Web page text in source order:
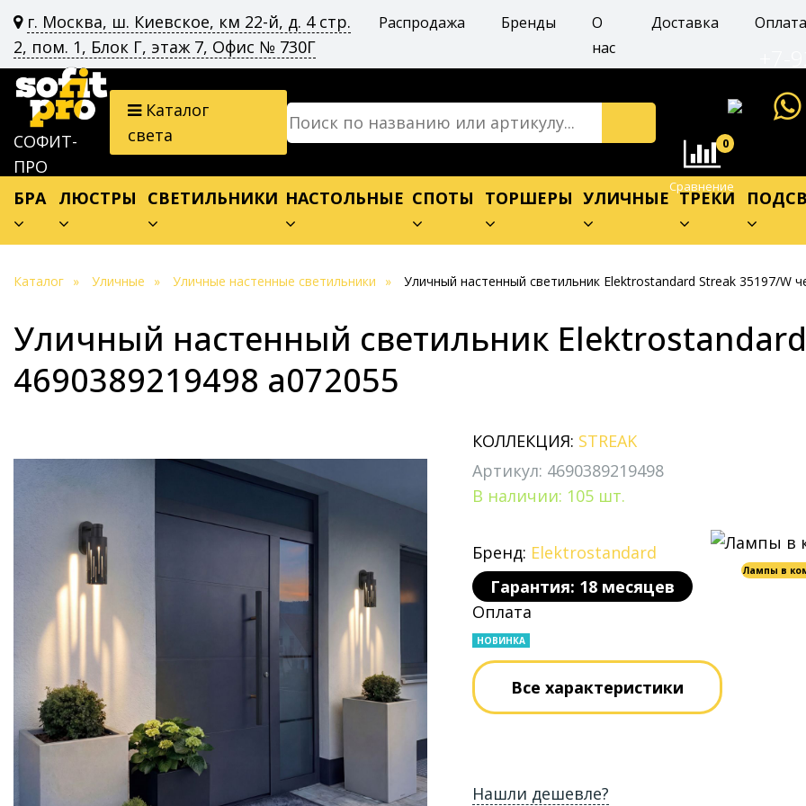
г. Москва, ш. Киевское, км 22-й, д. 4 стр.
2, пом. 1, Блок Г, этаж 7, Офис № 730Г
Распродажа Бренды
О
нас
Доставка Оплата
СОФИТ-
ПРО
Каталог
света
0
Сравнение
БРА ЛЮСТРЫ СВЕТИЛЬНИКИ НАСТОЛЬНЫЕ СПОТЫ ТОРШЕРЫ УЛИЧНЫЕ ТРЕКИ
Каталог Уличные Уличные настенные светильники Уличный настенный светильник Elektrostandard Streak 35197/W
Уличный настенный светильник
4690389219498 a072055
КОЛЛЕКЦИЯ: STREAK
Артикул: 4690389219498
В наличии: 105 шт.
Бренд: Elektrostandard
Гарантия: 18 месяцев
Лампы в
Оплата
НОВИНКА
Все характеристики
Нашли дешевле?